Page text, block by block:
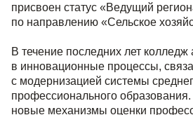
присвоен статус «Ведущий
по направлению «Сельское
В течение последних лет колледж
в инновационные процессы,
с модернизацией системы
профессионального
новые механизмы оценки